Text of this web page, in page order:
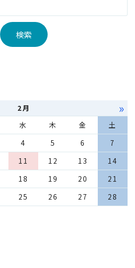
2月 »
水 木 金
土
4 5 6
7
11 12 13
14
18 19 20
21
25 26 27 28